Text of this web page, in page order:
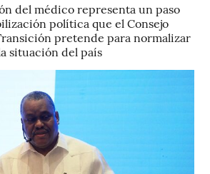
del médico representa un paso
política que el Consejo
pretende para normalizar
situación del país